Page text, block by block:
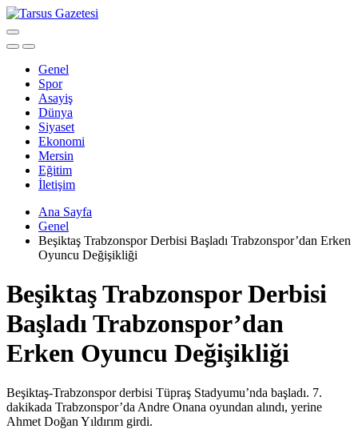
Genel
Spor
Asayiş
Dünya
Siyaset
Ekonomi
Mersin
Eğitim
İletişim
Ana Sayfa
Genel
Beşiktaş Trabzonspor Derbisi Başladı Trabzonspor’dan Erken
Oyuncu Değişikliği
Beşiktaş Trabzonspor Derbisi
Başladı Trabzonspor’dan
Erken Oyuncu Değişikliği
Beşiktaş-Trabzonspor derbisi Tüpraş Stadyumu’nda başladı. 7.
dakikada Trabzonspor’da Andre Onana oyundan alındı, yerine
Ahmet Doğan Yıldırım girdi.